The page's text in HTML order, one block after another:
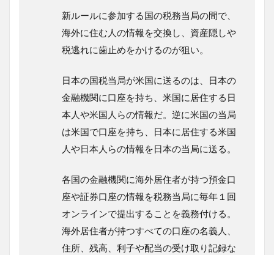
新ルールに参加する国の税務当局の間で、
海外に住む人の情報を交換し、資産隠しや
税逃れに歯止めをかけるのが狙い。
日本の国税当局が米国に送るのは、日本の
金融機関に口座を持ち、米国に居住する日
本人や米国人らの情報だ。逆に米国の当局
は米国で口座を持ち、日本に居住する米国
人や日本人らの情報を日本の当局に送る。
各国の金融機関に海外居住者が持つ預金口
座や証券口座の情報を税務当局に毎年１回
オンラインで提出することを義務付ける。
海外居住者が持つすべての口座の名義人、
住所、残高、利子や配当の受け取り記録な